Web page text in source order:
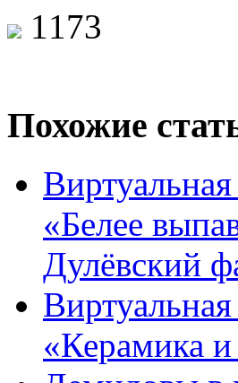
1173
Похожие
«Белее
Дулёвский
«Керамика